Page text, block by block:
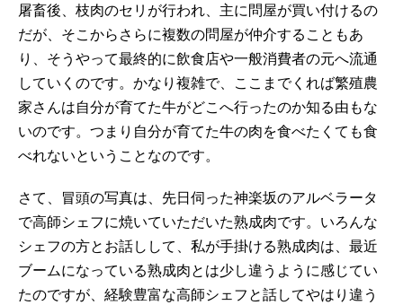
屠畜後、枝肉のセリが行われ、主に問屋が買い付けるの
だが、そこからさらに複数の問屋が仲介することもあ
り、そうやって最終的に飲食店や一般消費者の元へ流通
していくのです。かなり複雑で、ここまでくれば繁殖農
家さんは自分が育てた牛がどこへ行ったのか知る由もな
いのです。つまり自分が育てた牛の肉を食べたくても食
べれないということなのです。
さて、冒頭の写真は、先日伺った神楽坂のアルベラータ
で高師シェフに焼いていただいた熟成肉です。いろんな
シェフの方とお話しして、私が手掛ける熟成肉は、最近
ブームになっている熟成肉とは少し違うように感じてい
たのですが、経験豊富な高師シェフと話してやはり違う